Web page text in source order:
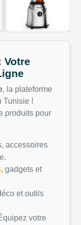
Votre
, la plateforme
Tunisie !
produits pour
, accessoires
, gadgets et
etoutils
votre